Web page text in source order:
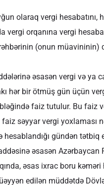
olaraq vergi
vergi orqanına vergi
(onun
əsasən vergi və
hər bir ötmüş gün üçün
faiz tutulur. Bu faiz
səyyar vergi
gündən tətbiq
əsasən Azərbaycan
əsas ixrac boru
edilən müddətdə